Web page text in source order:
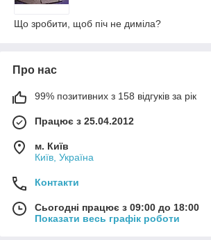
Що зробити, щоб піч не диміла?
Про нас
99% позитивних з 158 відгуків за рік
Працює з 25.04.2012
м. Київ
Київ, Україна
Контакти
Сьогодні працює з 09:00 до 18:00
Показати весь графік роботи